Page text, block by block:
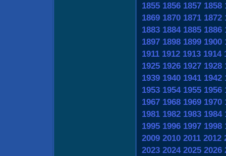
1855 1856 1857 1858
1869 1870 1871 1872
1883 1884 1885 1886
1897 1898 1899 1900
1911 1912 1913 1914
1925 1926 1927 1928
1939 1940 1941 1942
1953 1954 1955 1956
1967 1968 1969 1970
1981 1982 1983 1984
1995 1996 1997 1998
2009 2010 2011 2012
2023 2024 2025 2026